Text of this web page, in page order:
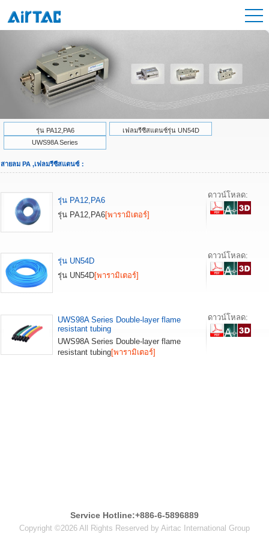
รุ่น PA12,PA6
เฟลมรีซีสแตนซ์รุ่น UN54D
UWS98A Series
สายลม PA ,เฟลมรีซีสแตนซ์：
รุ่น PA12,PA6
รุ่น PA12,PA6[พารามิเตอร์]
ดาวน์โหลด:
รุ่น UN54D
รุ่น UN54D[พารามิเตอร์]
ดาวน์โหลด:
UWS98A Series Double-layer flame
resistant tubing
UWS98A Series Double-layer flame
resistant tubing[พารามิเตอร์]
ดาวน์โหลด:
Service Hotline:+886-6-5896889
Copyright ©2026 All Rights Reserved by Airtac International Group